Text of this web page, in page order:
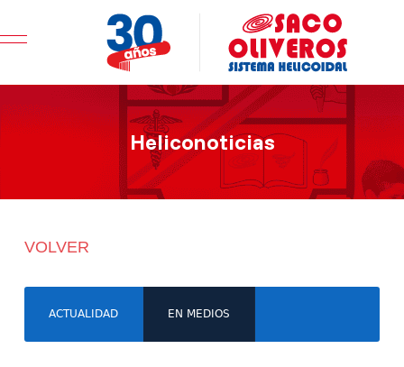
Mobile Menu Toggle
Heliconoticias
VOLVER
ACTUALIDAD EN MEDIOS